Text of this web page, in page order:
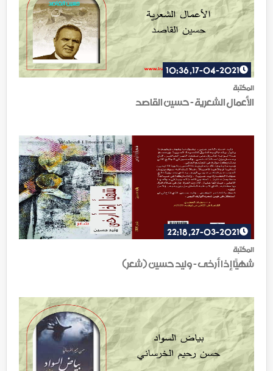
المكتبة
17-04-2021, 10:36
الأعمال الشعرية - حسين القاصد
المكتبة
27-03-2021, 22:18
شهيّاً إذا أرخى - وليد حسين (شعر)